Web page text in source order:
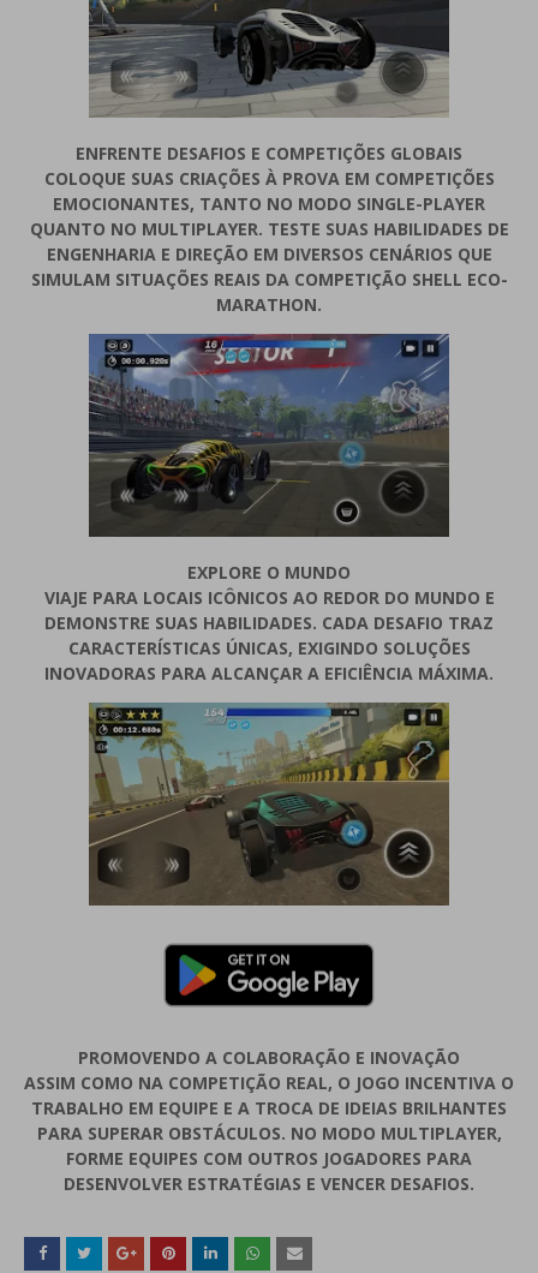
ENFRENTE DESAFIOS E COMPETIÇÕES GLOBAIS
COLOQUE SUAS CRIAÇÕES À PROVA EM COMPETIÇÕES
EMOCIONANTES, TANTO NO MODO SINGLE-PLAYER
QUANTO NO MULTIPLAYER. TESTE SUAS HABILIDADES DE
ENGENHARIA E DIREÇÃO EM DIVERSOS CENÁRIOS QUE
SIMULAM SITUAÇÕES REAIS DA COMPETIÇÃO SHELL ECO-
MARATHON.
EXPLORE O MUNDO
VIAJE PARA LOCAIS ICÔNICOS AO REDOR DO MUNDO E
DEMONSTRE SUAS HABILIDADES. CADA DESAFIO TRAZ
CARACTERÍSTICAS ÚNICAS, EXIGINDO SOLUÇÕES
INOVADORAS PARA ALCANÇAR A EFICIÊNCIA MÁXIMA.
PROMOVENDO A COLABORAÇÃO E INOVAÇÃO
ASSIM COMO NA COMPETIÇÃO REAL, O JOGO INCENTIVA O
TRABALHO EM EQUIPE E A TROCA DE IDEIAS BRILHANTES
PARA SUPERAR OBSTÁCULOS. NO MODO MULTIPLAYER,
FORME EQUIPES COM OUTROS JOGADORES PARA
DESENVOLVER ESTRATÉGIAS E VENCER DESAFIOS.